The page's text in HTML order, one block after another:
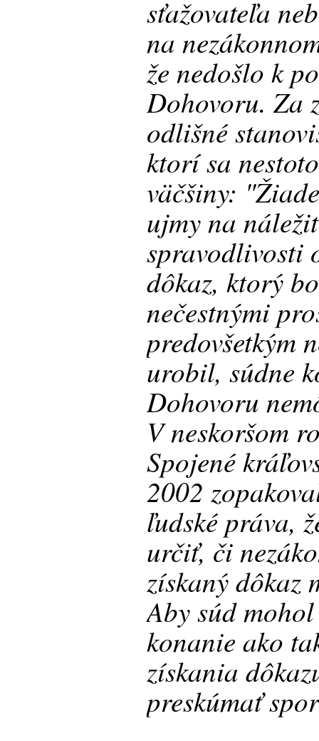
sťažovateľa
na
že nedošlo k
Dohovoru. Za
odlišné
ktorí sa
väčšiny:
ujmy na
spravodlivosti
dôkaz, ktorý
nečestnými
predovšetkým
urobil, súdne
Dohovoru
V neskoršom
Spojené
2002
ľudské práva,
určiť, či
získaný dôkaz
Aby súd
konanie ako
získania
preskúmať